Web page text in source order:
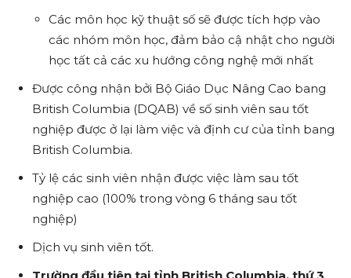
Các môn học kỹ thuật số sẽ được tích hợp vào
các nhóm môn học, đảm bảo cậ nhật cho người
học tất cả các xu hướng công nghệ mới nhất
Được công nhận bởi Bộ Giáo Dục Nâng Cao bang
British Columbia (DQAB) về số sinh viên sau tốt
nghiệp được ở lại làm việc và định cư của tỉnh bang
British Columbia.
Tỷ lệ các sinh viên nhận được việc làm sau tốt
nghiệp cao (100% trong vòng 6 tháng sau tốt
nghiệp)
Dịch vụ sinh viên tốt.